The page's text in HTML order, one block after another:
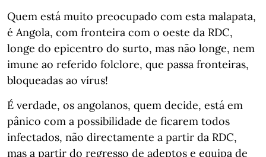
Quem está muito preocupado com esta malapata,
é Angola, com fronteira com o oeste da RDC,
longe do epicentro do surto, mas não longe, nem
imune ao referido folclore, que passa fronteiras,
bloqueadas ao vírus!
É verdade, os angolanos, quem decide, está em
pânico com a possibilidade de ficarem todos
infectados, não directamente a partir da RDC,
mas a partir do regresso de adeptos e equipa de